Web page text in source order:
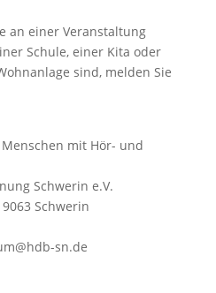
an einer Veranstaltung
Schule, einer Kita oder
sind, melden Sie
mit Hör- und
Schwerin e.V.
Schwerin
sn.de